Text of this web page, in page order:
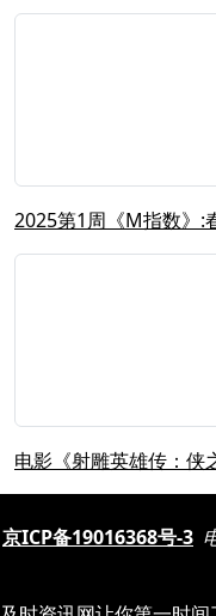
京ICP备19016368号-3